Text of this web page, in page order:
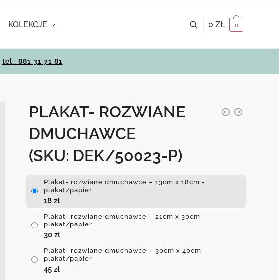
KOLEKCJE 0 ZŁ 0
tel.: 881 31 71 81
PLAKAT- ROZWIANE
DMUCHAWCE
(SKU: DEK/50023-P)
Plakat- rozwiane dmuchawce – 13cm x 18cm -
plakat/papier
18 zł
Plakat- rozwiane dmuchawce – 21cm x 30cm -
plakat/papier
30 zł
Plakat- rozwiane dmuchawce – 30cm x 40cm -
plakat/papier
45 zł